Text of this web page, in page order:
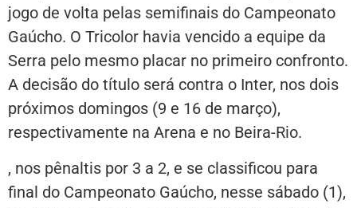
jogo de volta pelas semifinais do Campeonato
Gaúcho. O Tricolor havia vencido a equipe da
Serra pelo mesmo placar no primeiro confronto.
A decisão do título será contra o Inter, nos dois
próximos domingos (9 e 16 de março),
respectivamente na Arena e no Beira-Rio.
, nos pênaltis por 3 a 2, e se classificou para
final do Campeonato Gaúcho, nesse sábado (1),